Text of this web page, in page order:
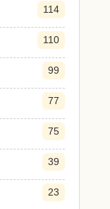
114
110
99
77
75
39
23